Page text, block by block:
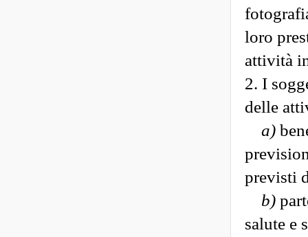
loro
attività
2. I
delle
a)
previsti
b)
salute e